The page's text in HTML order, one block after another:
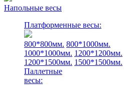
Напольные весы
Платформенные весы:
800*800мм. 800*1000мм.
1000*1000мм. 1200*1200мм.
1200*1500мм. 1500*1500мм.
Паллетные
весы: